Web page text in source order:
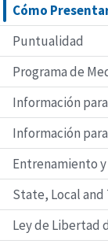
Cómo
Puntualidad
Programa de
Información
Información
Entrenamiento
State, Local and
Ley de Libertad